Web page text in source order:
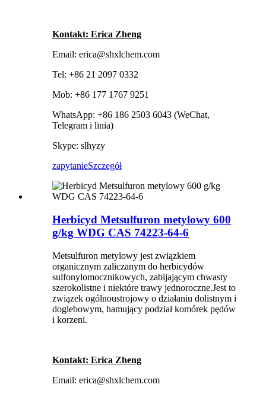
Kontakt: Erica Zheng
Email: erica@shxlchem.com
Tel: +86 21 2097 0332
Mob: +86 177 1767 9251
WhatsApp: +86 186 2503 6043 (WeChat,
Telegram i linia)
Skype: slhyzy
zapytanieSzczegół
Herbicyd Metsulfuron metylowy 600
g/kg WDG CAS 74223-64-6
Metsulfuron metylowy jest związkiem
organicznym zaliczanym do herbicydów
sulfonylomocznikowych, zabijającym chwasty
szerokolistne i niektóre trawy jednoroczne.Jest to
związek ogólnoustrojowy o działaniu dolistnym i
doglebowym, hamujący podział komórek pędów
i korzeni.
Kontakt: Erica Zheng
Email: erica@shxlchem.com